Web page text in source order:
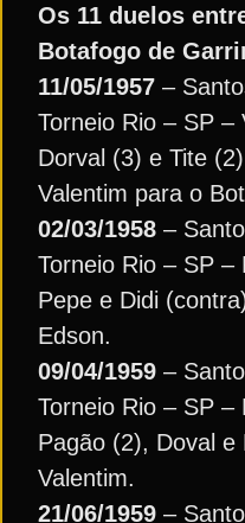
Os 11 duelos
Botafogo de
11/05/1957 –
Torneio Rio – SP –
Dorval (3) e Tite
Valentim para o
02/03/1958 –
Torneio Rio – SP
Pepe e Didi
Edson.
09/04/1959 –
Torneio Rio – SP
Pagão (2), Doval e
Valentim.
21/06/1959 –